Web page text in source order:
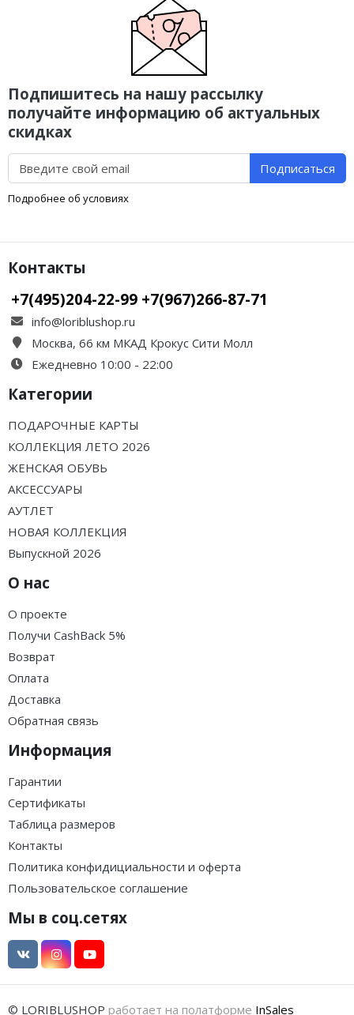
Подпишитесь на нашу рассылку
получайте информацию об актуальных
скидках
Подписаться
Подробнее об условиях
Контакты
+7(495)204-22-99 +7(967)266-87-71
info@loriblushop.ru
Москва, 66 км МКАД Крокус Сити Молл
Ежедневно 10:00 - 22:00
Категории
ПОДАРОЧНЫЕ КАРТЫ
КОЛЛЕКЦИЯ ЛЕТО 2026
ЖЕНСКАЯ ОБУВЬ
АКСЕССУАРЫ
АУТЛЕТ
НОВАЯ КОЛЛЕКЦИЯ
Выпускной 2026
О нас
О проекте
Получи CashBack 5%
Возврат
Оплата
Доставка
Обратная связь
Информация
Гарантии
Сертификаты
Таблица размеров
Контакты
Политика конфидициальности и оферта
Пользовательское соглашение
Мы в соц.сетях
© LORIBLUSHOP работает на полатформе InSales